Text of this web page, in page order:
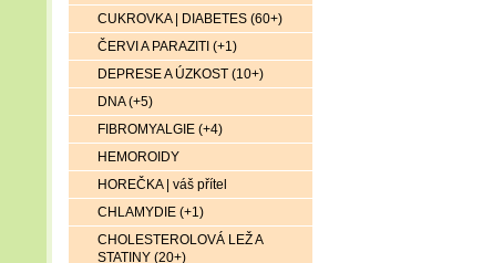
CUKROVKA | DIABETES (60+)
ČERVI A PARAZITI (+1)
DEPRESE A ÚZKOST (10+)
DNA (+5)
FIBROMYALGIE (+4)
HEMOROIDY
HOREČKA | váš přítel
CHLAMYDIE (+1)
CHOLESTEROLOVÁ LEŽ A
STATINY (20+)